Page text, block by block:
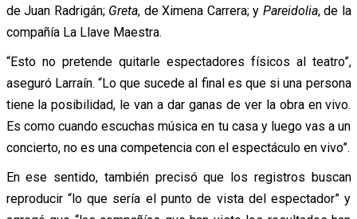
de Juan Radrigán; Greta, de Ximena Carrera; y Pareidolia, de la
compañía La Llave Maestra.
“Esto no pretende quitarle espectadores físicos al teatro”,
aseguró Larraín. “Lo que sucede al final es que si una persona
tiene la posibilidad, le van a dar ganas de ver la obra en vivo.
Es como cuando escuchas música en tu casa y luego vas a un
concierto, no es una competencia con el espectáculo en vivo”.
En ese sentido, también precisó que los registros buscan
reproducir “lo que sería el punto de vista del espectador” y